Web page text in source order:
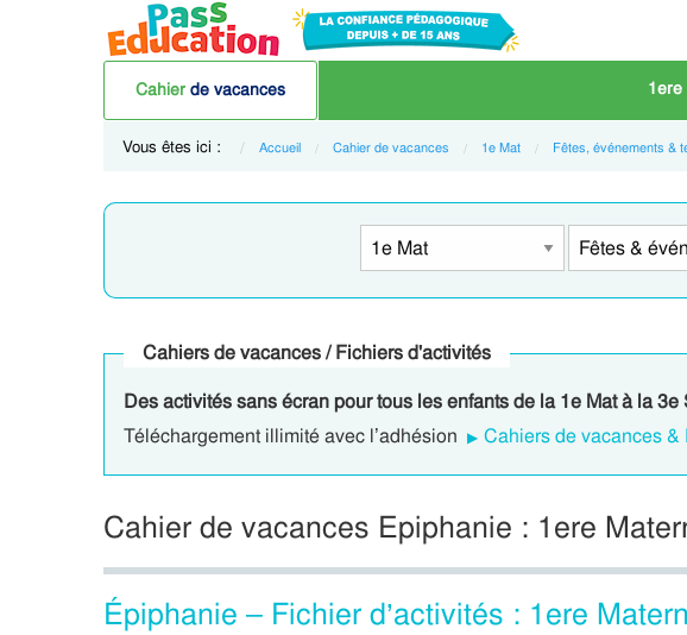
Cahier de vacances 1ere
Vous êtes ici : Accueil Cahier de vacances 1e Mat Fêtes, événements &
Cahiers de vacances / Fichiers d'activités
Des activités sans écran pour tous les enfants de la 1e Mat à la 3e
Téléchargement illimité avec l’adhésion
Cahiers de vacances &
Cahier de vacances Epiphanie : 1ere
Épiphanie – Fichier d’activités : 1ere